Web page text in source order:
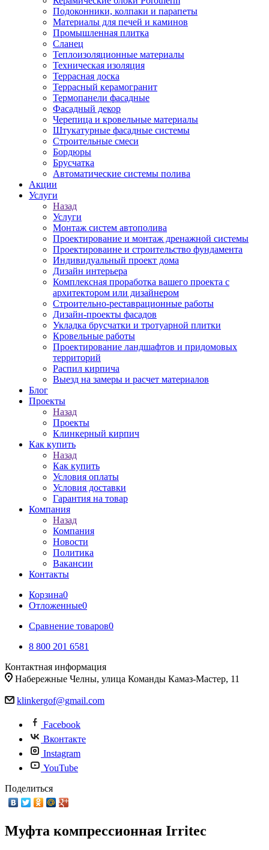
Подоконники, колпаки и парапеты
Материалы для печей и каминов
Промышленная плитка
Сланец
Теплоизоляционные материалы
Техническая изоляция
Террасная доска
Террасный керамогранит
Термопанели фасадные
Фасадный декор
Черепица и кровельные материалы
Штукатурные фасадные системы
Строительные смеси
Бордюры
Брусчатка
Автоматические системы полива
Акции
Услуги
Назад
Услуги
Монтаж систем автополива
Проектирование и монтаж дренажной системы
Проектироваине и строительство фундамента
Индивидуальный проект дома
Дизайн интерьера
Комплексная проработка вашего проекта с
архитектором или дизайнером
Строительно-реставрационные работы
Дизайн-проекты фасадов
Укладка брусчатки и тротуарной плитки
Кровельные работы
Проектирование ландшафтов и придомовых
территорий
Распил кирпича
Выезд на замеры и расчет материалов
Блог
Проекты
Назад
Проекты
Клинкерный кирпич
Как купить
Назад
Как купить
Условия оплаты
Условия доставки
Гарантия на товар
Компания
Назад
Компания
Новости
Политика
Вакансии
Контакты
Корзина0
Отложенные0
Сравнение товаров0
8 800 201 6581
Контактная информация
Набережные Челны, улица Команды Камаз-Мастер, 11
klinkergof@gmail.com
Facebook
Вконтакте
Instagram
YouTube
Поделиться
Муфта компрессионная Irritec